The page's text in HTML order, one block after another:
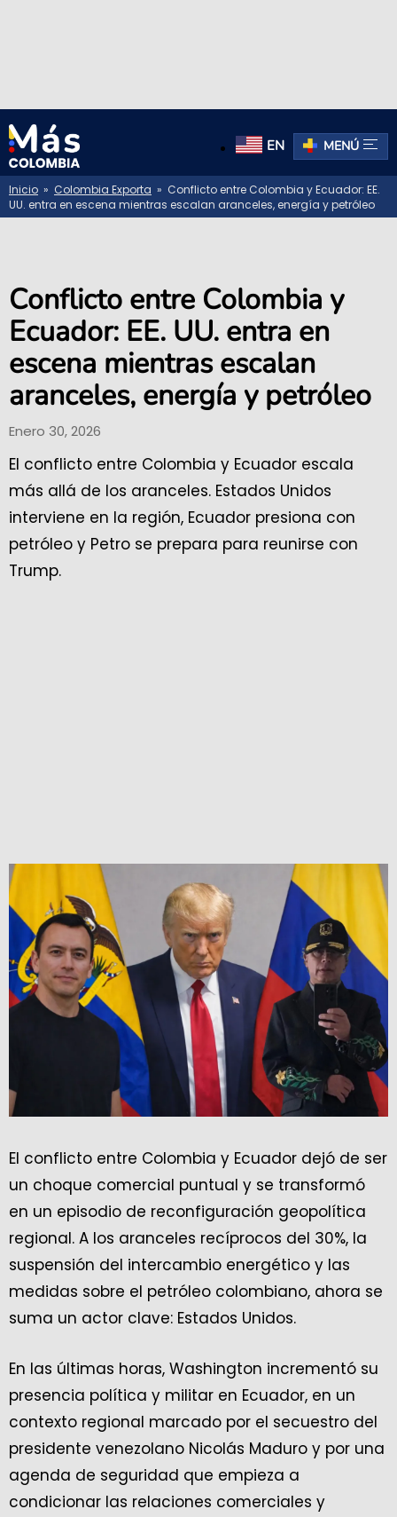
EN MENÚ
Inicio » Colombia Exporta » Conflicto entre Colombia y Ecuador: EE.
UU. entra en escena mientras escalan aranceles, energía y petróleo
Conflicto entre Colombia y
Ecuador: EE. UU. entra en
escena mientras escalan
aranceles, energía y petróleo
Enero 30, 2026
El conflicto entre Colombia y Ecuador escala
más allá de los aranceles. Estados Unidos
interviene en la región, Ecuador presiona con
petróleo y Petro se prepara para reunirse con
Trump.
El conflicto entre Colombia y Ecuador dejó de ser
un choque comercial puntual y se transformó
en un episodio de reconfiguración geopolítica
regional. A los aranceles recíprocos del 30%, la
suspensión del intercambio energético y las
medidas sobre el petróleo colombiano, ahora se
suma un actor clave: Estados Unidos.
En las últimas horas, Washington incrementó su
presencia política y militar en Ecuador, en un
contexto regional marcado por el secuestro del
presidente venezolano Nicolás Maduro y por una
agenda de seguridad que empieza a
condicionar las relaciones comerciales y